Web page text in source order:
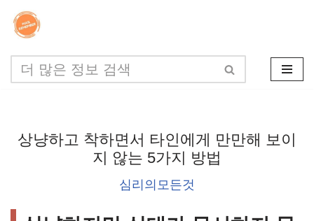
콘
텐
츠
너
상냥하고 착하면서 타인에게 만만해 보이
지 않는 5가지 방법
심리의모든것